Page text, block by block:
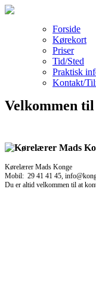
Forside
Kørekort
Priser
Tid/Sted
Praktisk
Kontakt/
Velkommen
Kørelærer Mads Konge
Mobil: 29 41 41 45,
Du er altid velkommen til at